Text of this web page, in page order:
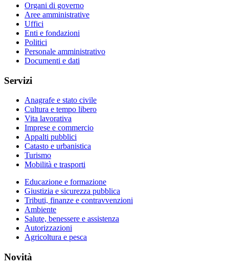
Organi di governo
Aree amministrative
Uffici
Enti e fondazioni
Politici
Personale amministrativo
Documenti e dati
Servizi
Anagrafe e stato civile
Cultura e tempo libero
Vita lavorativa
Imprese e commercio
Appalti pubblici
Catasto e urbanistica
Turismo
Mobilità e trasporti
Educazione e formazione
Giustizia e sicurezza pubblica
Tributi, finanze e contravvenzioni
Ambiente
Salute, benessere e assistenza
Autorizzazioni
Agricoltura e pesca
Novità